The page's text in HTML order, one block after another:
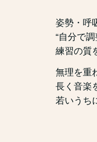
姿勢・呼
“自分で
練習の質
無理を重
長く音楽
若いうち